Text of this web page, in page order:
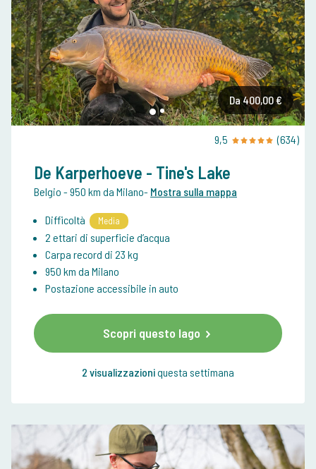
Da 400,00 €
9,5 (634)
De Karperhoeve - Tine's Lake
Belgio - 950 km da Milano- Mostra sulla mappa
Difficoltà Media
2 ettari di superficie d’acqua
Carpa record di 23 kg
950 km da Milano
Postazione accessibile in auto
Scopri questo lago
2 visualizzazioniquesta settimana